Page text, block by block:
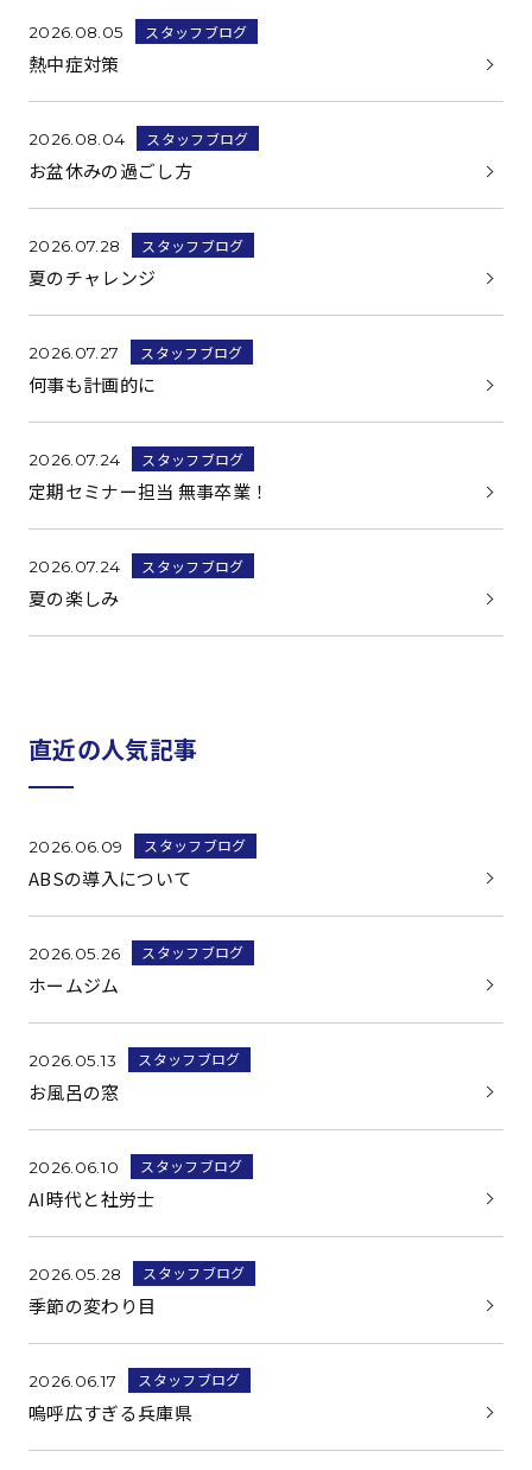
2026.08.05 スタッフブログ
熱中症対策
2026.08.04 スタッフブログ
お盆休みの過ごし方
2026.07.28 スタッフブログ
夏のチャレンジ
2026.07.27 スタッフブログ
何事も計画的に
2026.07.24 スタッフブログ
定期セミナー担当 無事卒業！
2026.07.24 スタッフブログ
夏の楽しみ
直近の人気記事
2026.06.09 スタッフブログ
ABSの導入について
2026.05.26 スタッフブログ
ホームジム
2026.05.13 スタッフブログ
お風呂の窓
2026.06.10 スタッフブログ
AI時代と社労士
2026.05.28 スタッフブログ
季節の変わり目
2026.06.17 スタッフブログ
嗚呼広すぎる兵庫県